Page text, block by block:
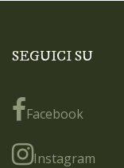
SEGUICI SU
Facebook
Instagram